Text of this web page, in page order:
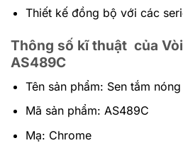
Thiết kế đồng bộ với các
Thông số kĩ thuật của
AS489C
Tên sản phẩm: Sen tắm nóng
Mã sản phẩm: AS489C
Mạ: Chrome